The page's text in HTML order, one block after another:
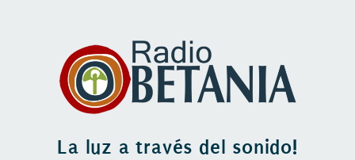
La luz a través del sonido!